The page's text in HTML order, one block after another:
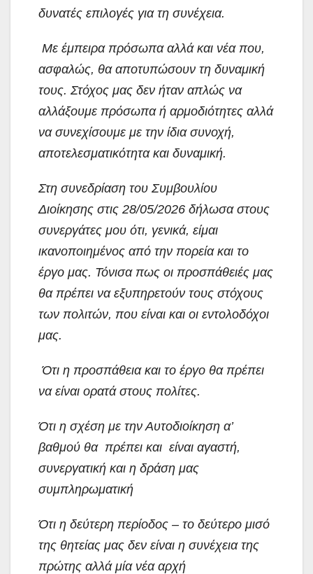
δυνατές επιλογές για τη συνέχεια.
Με έμπειρα πρόσωπα αλλά και νέα που,
ασφαλώς, θα αποτυπώσουν τη δυναμική
τους. Στόχος μας δεν ήταν απλώς να
αλλάξουμε πρόσωπα ή αρμοδιότητες αλλά
να συνεχίσουμε με την ίδια συνοχή,
αποτελεσματικότητα και δυναμική.
Στη συνεδρίαση του Συμβουλίου
Διοίκησης στις 28/05/2026 δήλωσα στους
συνεργάτες μου ότι, γενικά, είμαι
ικανοποιημένος από την πορεία και το
έργο μας. Τόνισα πως οι προσπάθειές μας
θα πρέπει να εξυπηρετούν τους στόχους
των πολιτών, που είναι και οι εντολοδόχοι
μας.
Ότι η προσπάθεια και το έργο θα πρέπει
να είναι ορατά στους πολίτες.
Ότι η σχέση με την Αυτοδιοίκηση α’
βαθμού θα πρέπει και είναι αγαστή,
συνεργατική και η δράση μας
συμπληρωματική
Ότι η δεύτερη περίοδος – το δεύτερο μισό
της θητείας μας δεν είναι η συνέχεια της
πρώτης αλλά μία νέα αρχή